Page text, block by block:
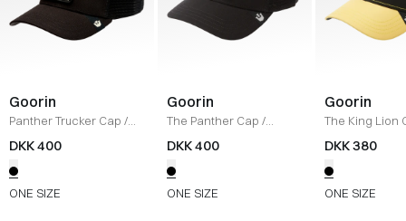
Goorin
Panther Trucker Cap /
BLACK/BLACK
DKK 400
ONE SIZE
Goorin
The Panther Cap /
BLACK
DKK 400
ONE SIZE
Goorin
The King Lion
BLACK
DKK 380
ONE SIZE